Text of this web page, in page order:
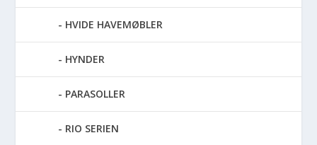
HVIDE HAVEMØBLER
HYNDER
PARASOLLER
RIO SERIEN